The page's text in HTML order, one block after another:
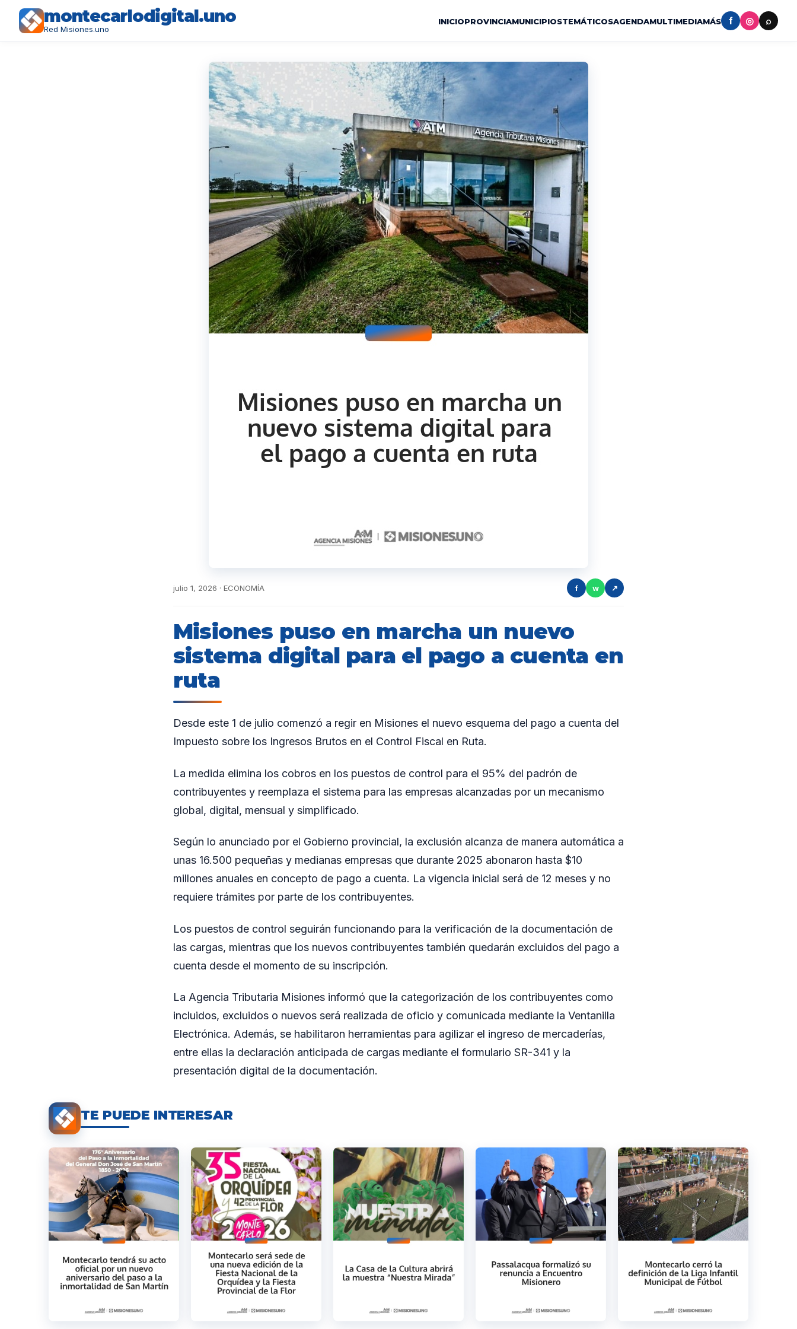
montecarlodigital.uno
Red Misiones.uno
INICIOPROVINCIAMUNICIPIOSTEMÁTICOSAGENDAMULTIMEDIAMÁS f ◎ ⌕
julio 1, 2026 · ECONOMÍA f w ↗
Misiones puso en marcha un nuevo
sistema digital para el pago a cuenta en
ruta
Desde este 1 de julio comenzó a regir en Misiones el nuevo esquema del pago a cuenta del
Impuesto sobre los Ingresos Brutos en el Control Fiscal en Ruta.
La medida elimina los cobros en los puestos de control para el 95% del padrón de
contribuyentes y reemplaza el sistema para las empresas alcanzadas por un mecanismo
global, digital, mensual y simplificado.
Según lo anunciado por el Gobierno provincial, la exclusión alcanza de manera automática a
unas 16.500 pequeñas y medianas empresas que durante 2025 abonaron hasta $10
millones anuales en concepto de pago a cuenta. La vigencia inicial será de 12 meses y no
requiere trámites por parte de los contribuyentes.
Los puestos de control seguirán funcionando para la verificación de la documentación de
las cargas, mientras que los nuevos contribuyentes también quedarán excluidos del pago a
cuenta desde el momento de su inscripción.
La Agencia Tributaria Misiones informó que la categorización de los contribuyentes como
incluidos, excluidos o nuevos será realizada de oficio y comunicada mediante la Ventanilla
Electrónica. Además, se habilitaron herramientas para agilizar el ingreso de mercaderías,
entre ellas la declaración anticipada de cargas mediante el formulario SR-341 y la
presentación digital de la documentación.
TE PUEDE INTERESAR